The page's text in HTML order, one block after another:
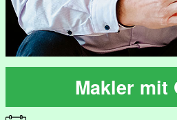
Makler mit